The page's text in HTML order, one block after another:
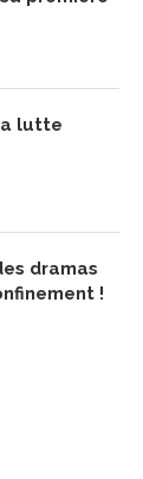
lutte
dramas
!